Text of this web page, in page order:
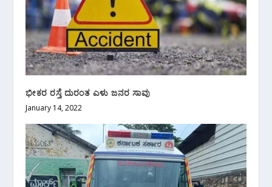
ಭೀಕರ ರಸ್ತೆ ದುರಂತ ಎಳು ಜನರ ಸಾವು
January 14, 2022